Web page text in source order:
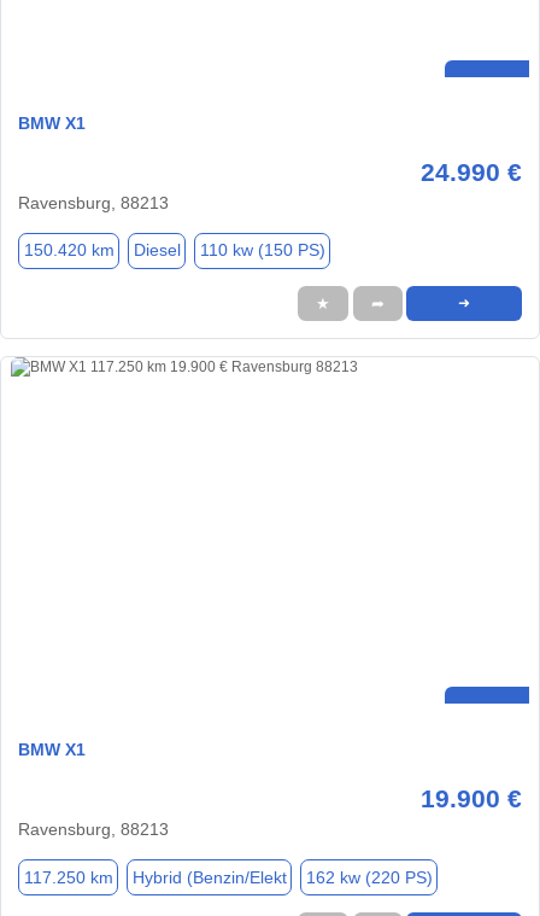
BMW X1
24.990 €
Ravensburg, 88213
150.420 km Diesel 110 kw (150 PS)
★ ➦ ➜
BMW X1
19.900 €
Ravensburg, 88213
117.250 km Hybrid (Benzin/Elekt 162 kw (220 PS)